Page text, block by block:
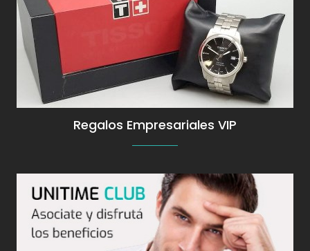
Más información
Regalos Empresariales VIP
Más información